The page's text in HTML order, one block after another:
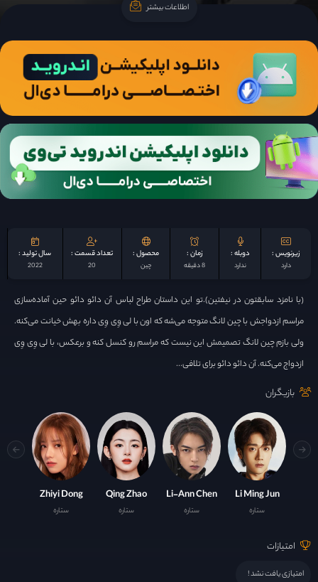
اطلاعات بیشتر
زیرنویس :
دارد
دوبله :
ندارد
زمان :
8 دقیقه
محصول :
چين
تعداد قسمت :
20
سال تولید :
2022
(با نامزد سابقتون در نیفتین).تو این داستان طراح لباس آن دائو دائو حین آماده‌سازی
مراسم ازدواجش با چین لانگ متوجه می‌شه که اون با لی وِی وِی داره بهش خیانت می‌کنه.
ولی بازم چین لانگ تصمیمش این نیست که مراسم رو کنسل کنه و برعکس، با لی وِی وِی
ازدواج می‌کنه. آن دائو دائو برای تلافی...
بازیگران
Li Ming Jun
ستاره
Li-Ann Chen
ستاره
Qing Zhao
ستاره
Zhiyi Dong
ستاره
امتیازات
امتیازی یافت نشد !